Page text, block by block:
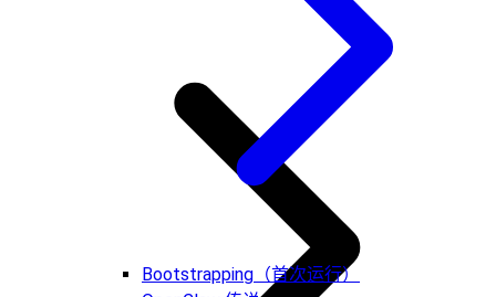
Bootstrapping（首次运行）